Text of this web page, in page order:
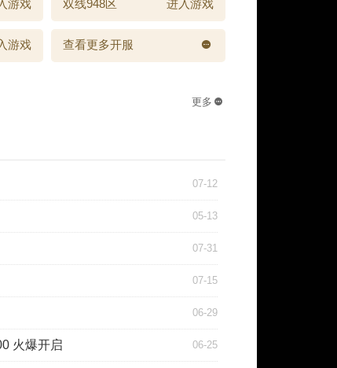
游戏 双线948区 进入游戏
游戏 查看更多开服
更多
07-12
05-13
07-31
07-15
06-29
06-25
火爆开启